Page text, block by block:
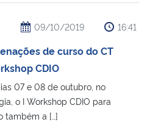
09/10/2019 16:41
de curso do CT
CDIO
07 e 08 de outubro, no
o I Workshop CDIO para
também a […]